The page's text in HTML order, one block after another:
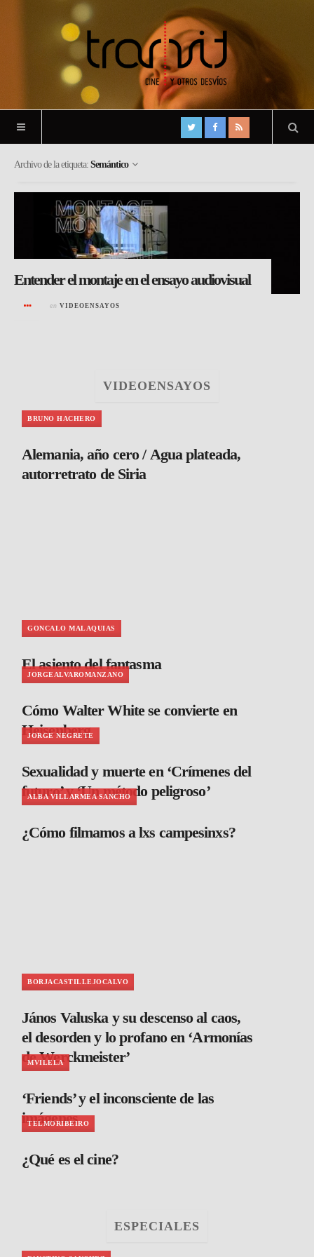
Archivo de la etiqueta: Semántico
Entender el montaje en el ensayo audiovisual
en VIDEOENSAYOS
VIDEOENSAYOS
BRUNO HACHERO
Alemania, año cero / Agua plateada,
autorretrato de Siria
GONCALO MALAQUIAS
El asiento del fantasma
JORGEALVAROMANZANO
Cómo Walter White se convierte en
Heisenberg
JORGE NEGRETE
Sexualidad y muerte en ‘Crímenes del
futuro’ y ‘Un método peligroso’
ALBA VILLARMEA SANCHO
¿Cómo filmamos a lxs campesinxs?
BORJACASTILLEJOCALVO
János Valuska y su descenso al caos,
el desorden y lo profano en ‘Armonías
de Werckmeister’
MVILELA
‘Friends’ y el inconsciente de las
imágenes
TELMORIBEIRO
¿Qué es el cine?
ESPECIALES